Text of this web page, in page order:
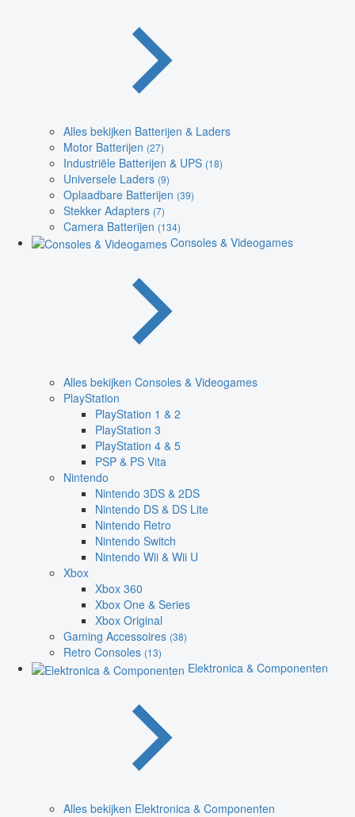
Alles bekijken Batterijen & Laders
Motor Batterijen (27)
Industriële Batterijen & UPS (18)
Universele Laders (9)
Oplaadbare Batterijen (39)
Stekker Adapters (7)
Camera Batterijen (134)
Consoles & Videogames
Alles bekijken Consoles & Videogames
PlayStation
PlayStation 1 & 2
PlayStation 3
PlayStation 4 & 5
PSP & PS Vita
Nintendo
Nintendo 3DS & 2DS
Nintendo DS & DS Lite
Nintendo Retro
Nintendo Switch
Nintendo Wii & Wii U
Xbox
Xbox 360
Xbox One & Series
Xbox Original
Gaming Accessoires (38)
Retro Consoles (13)
Elektronica & Componenten
Alles bekijken Elektronica & Componenten